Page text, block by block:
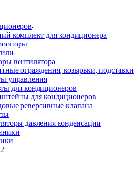
комплект для кондиционера
вентилятора
ограждения, козырьки, подставки
управления
для кондиционеров
для кондиционеров
реверсивные клапана
давления конденсации